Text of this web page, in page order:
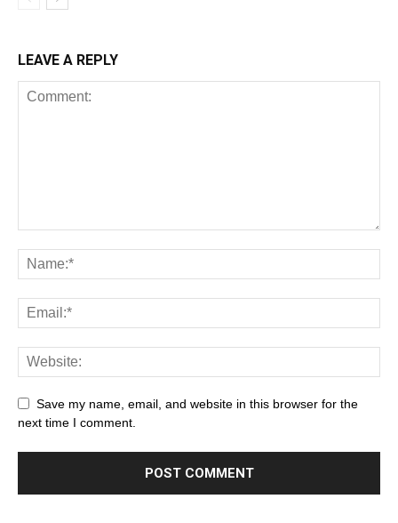
LEAVE A REPLY
Save my name, email, and website in this browser for the
next time I comment.